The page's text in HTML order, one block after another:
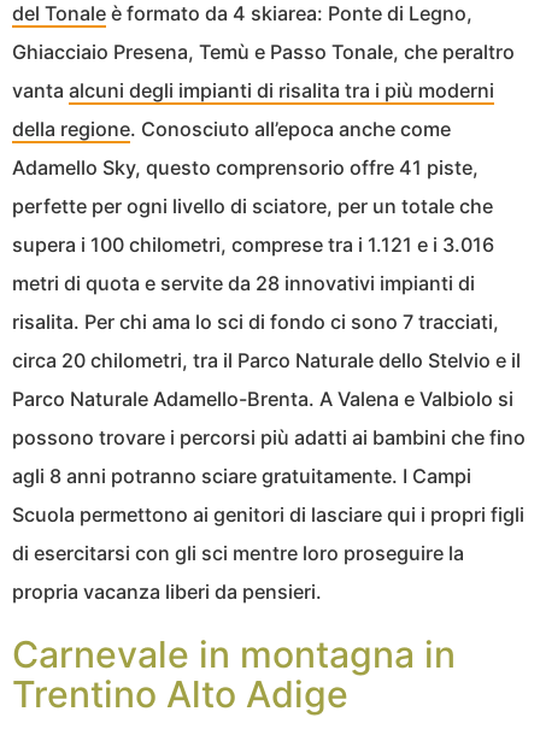
del Tonale è formato da 4 skiarea: Ponte di Legno,
Ghiacciaio Presena, Temù e Passo Tonale, che peraltro
vanta alcuni degli impianti di risalita tra i più moderni
della regione. Conosciuto all’epoca anche come
Adamello Sky, questo comprensorio offre 41 piste,
perfette per ogni livello di sciatore, per un totale che
supera i 100 chilometri, comprese tra i 1.121 e i 3.016
metri di quota e servite da 28 innovativi impianti di
risalita. Per chi ama lo sci di fondo ci sono 7 tracciati,
circa 20 chilometri, tra il Parco Naturale dello Stelvio e il
Parco Naturale Adamello-Brenta. A Valena e Valbiolo si
possono trovare i percorsi più adatti ai bambini che fino
agli 8 anni potranno sciare gratuitamente. I Campi
Scuola permettono ai genitori di lasciare qui i propri figli
di esercitarsi con gli sci mentre loro proseguire la
propria vacanza liberi da pensieri.
Carnevale in montagna in
Trentino Alto Adige